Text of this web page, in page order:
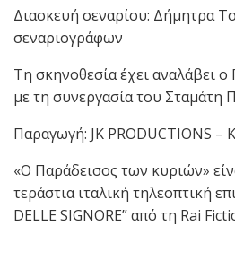
Διασκευή σεναρίου: Δήμητρα
σεναριογράφων
Τη σκηνοθεσία έχει αναλάβει ο
με τη συνεργασία του Σταμάτη
Παραγωγή: JK PRODUCTIONS
«Ο Παράδεισος των κυριών»
τεράστια ιταλική τηλεοπτική
DELLE SIGNORE” από τη Rai